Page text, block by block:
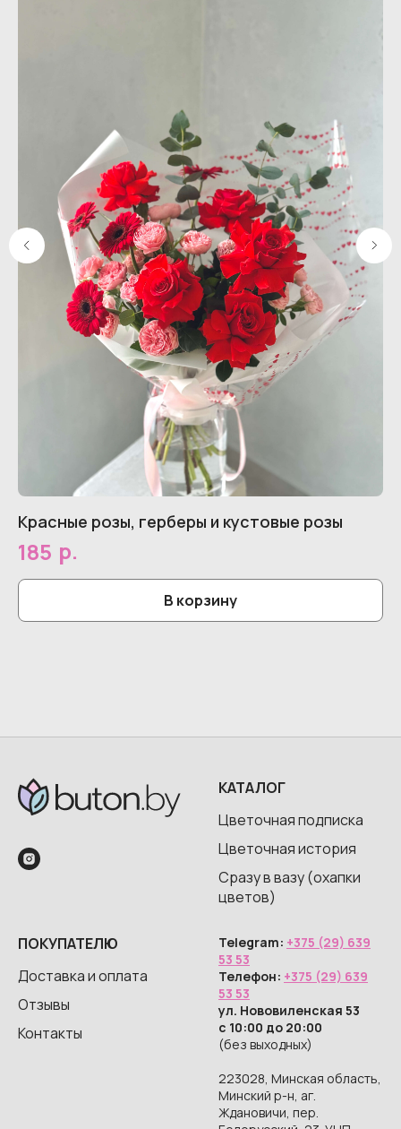
Красные розы, герберы и кустовые розы
185 р.
В корзину
КАТАЛОГ
Цветочная подписка
Цветочная история
Сразу в вазу (охапки
цветов)
ПОКУПАТЕЛЮ
Доставка и оплата
Отзывы
Контакты
Telegram: +375 (29) 639
53 53
Телефон: +375 (29) 639
53 53
ул. Нововиленская 53
с 10:00 до 20:00
(без выходных)
223028, Минская область,
Минский р-н, аг.
Ждановичи, пер.